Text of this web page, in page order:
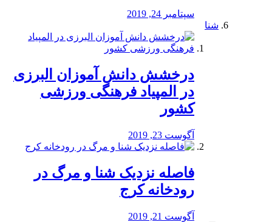
سپتامبر 24, 2019
شنا
درخشش دانش آموزان البرزی
در المپیاد فرهنگی ورزشی
کشور
آگوست 23, 2019
️فاصله نزدیک شنا و مرگ در
رودخانه کرج
آگوست 21, 2019